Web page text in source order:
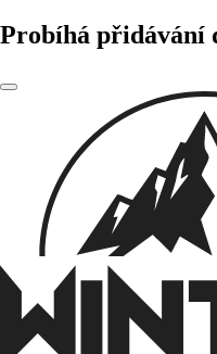
Probíhá přidávání